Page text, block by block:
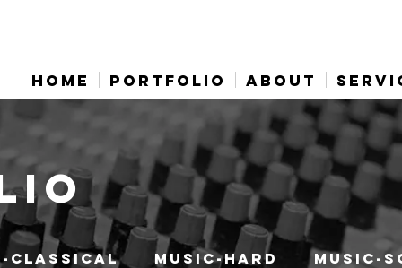
HOME PORTFOLIO ABOUT
CLASSICAL MUSIC-HARD MUSIC-